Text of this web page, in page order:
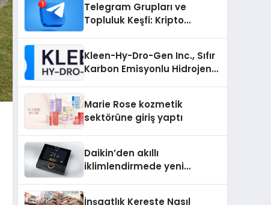
Telegram Grupları ve
Topluluk Keşfi: Kripto
Kleen-Hy-Dro-Gen Inc., Sıfır
Karbon Emisyonlu Hidrojen
Aldı
Marie Rose kozmetik
sektörüne giriş yaptı
Daikin’den akıllı
iklimlendirmede yeni
İnşaatlık Kereste Nasıl